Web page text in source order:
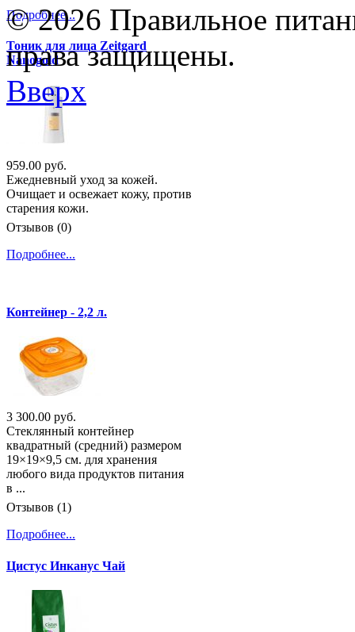
Подробнее...
Тоник для лица Zeitgard
Nanogold
959.00 руб.
Ежедневный уход за кожей.
Очищает и освежает кожу, против
старения кожи.
Отзывов (0)
Подробнее...
Контейнер - 2,2 л.
3 300.00 руб.
Стеклянный контейнер
квадратный (средний) размером
19×19×9,5 см. для хранения
любого вида продуктов питания
в ...
Отзывов (1)
Подробнее...
Цистус Инканус Чай
© 2026 Правильное
права защищены.
Вверх